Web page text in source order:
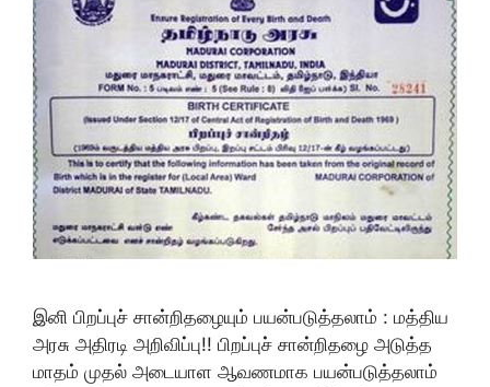
இனி பிறப்புச் சான்றிதழையும் பயன்படுத்தலாம் : மத்திய
அரசு அதிரடி அறிவிப்பு!! பிறப்புச் சான்றிதழை அடுத்த
மாதம் முதல் அடையாள ஆவணமாக பயன்படுத்தலாம்